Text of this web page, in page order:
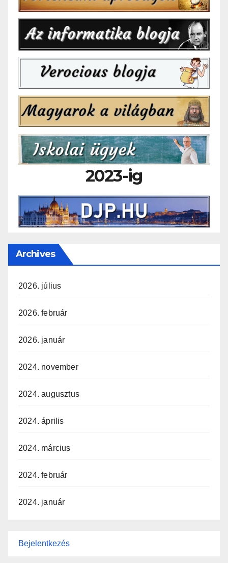
2023-ig
Archives
2026. július
2026. február
2026. január
2024. november
2024. augusztus
2024. április
2024. március
2024. február
2024. január
Bejelentkezés